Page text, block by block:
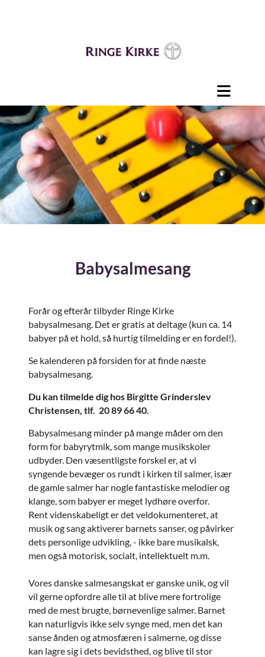
Babysalmesang
Forår og efterår tilbyder Ringe Kirke
babysalmesang. Det er gratis at deltage (kun ca. 14
babyer på et hold, så hurtig tilmelding er en fordel!).
Se kalenderen på forsiden for at finde næste
babysalmesang.
Du kan tilmelde dig hos Birgitte Grinderslev
Christensen, tlf. 20 89 66 40.
Babysalmesang minder på mange måder om den
form for babyrytmik, som mange musikskoler
udbyder. Den væsentligste forskel er, at vi
syngende bevæger os rundt i kirken til salmer, især
de gamle salmer har nogle fantastiske melodier og
klange, som babyer er meget lydhøre overfor.
Rent videnskabeligt er det veldokumenteret, at
musik og sang aktiverer barnets sanser, og påvirker
dets personlige udvikling, - ikke bare musikalsk,
men også motorisk, socialt, intellektuelt m.m.
Vores danske salmesangskat er ganske unik, og vil
vil gerne opfordre alle til at blive mere fortrolige
med de mest brugte, børnevenlige salmer. Barnet
kan naturligvis ikke selv synge med, men det kan
sanse ånden og atmosfæren i salmerne, og disse
kan lagre sig i dets bevidsthed, og blive til stor